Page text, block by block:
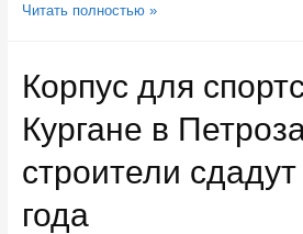
Студенты
партизан
со
дна
карельского
Читать полностью »
Корпус для
Кургане в
строители сдадут
года